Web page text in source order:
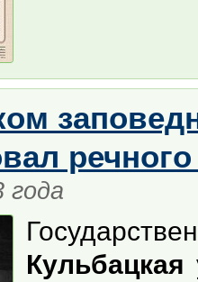
года
Кульбацкая